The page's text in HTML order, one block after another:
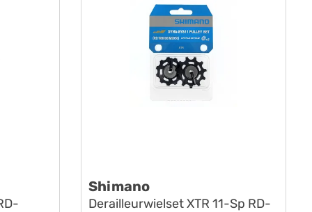
Shimano
Derailleurwielset XTR 11-Sp RD-